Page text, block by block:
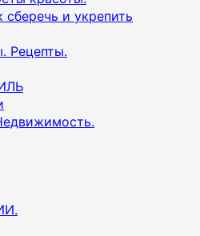
сберечь и укрепить
Рецепты.